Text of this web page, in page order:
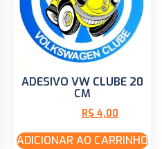
ADESIVO VW CLUBE 20
CM
R$ 4,00
ADICIONAR AO CARRINHO